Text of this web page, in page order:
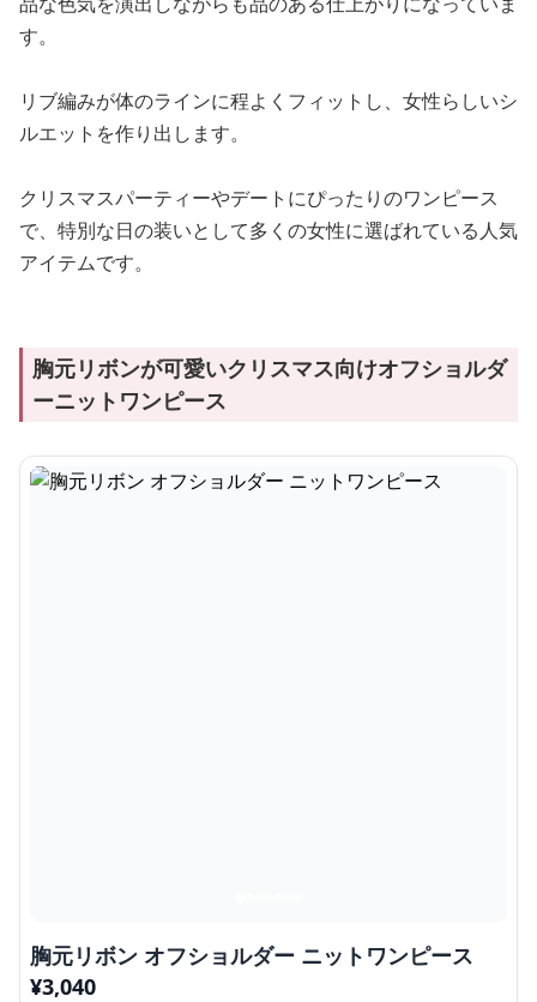
す。
リブ編みが体のラインに程よくフィットし、女性らしいシ
ルエットを作り出します。
クリスマスパーティーやデートにぴったりのワンピース
で、特別な日の装いとして多くの女性に選ばれている人気
アイテムです。
胸元リボンが可愛いクリスマス向けオフショルダ
ーニットワンピース
胸元リボン オフショルダー ニットワンピース
¥3,040